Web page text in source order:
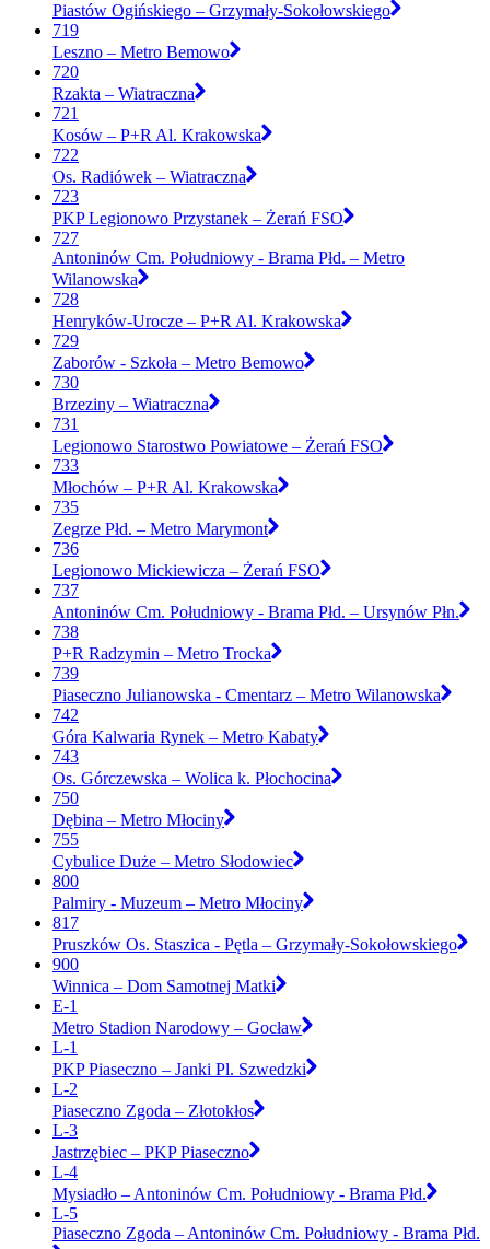
Piastów Ogińskiego – Grzymały-Sokołowskiego
719
Leszno – Metro Bemowo
720
Rzakta – Wiatraczna
721
Kosów – P+R Al. Krakowska
722
Os. Radiówek – Wiatraczna
723
PKP Legionowo Przystanek – Żerań FSO
727
Antoninów Cm. Południowy - Brama Płd. – Metro
Wilanowska
728
Henryków-Urocze – P+R Al. Krakowska
729
Zaborów - Szkoła – Metro Bemowo
730
Brzeziny – Wiatraczna
731
Legionowo Starostwo Powiatowe – Żerań FSO
733
Młochów – P+R Al. Krakowska
735
Zegrze Płd. – Metro Marymont
736
Legionowo Mickiewicza – Żerań FSO
737
Antoninów Cm. Południowy - Brama Płd. – Ursynów Płn.
738
P+R Radzymin – Metro Trocka
739
Piaseczno Julianowska - Cmentarz – Metro Wilanowska
742
Góra Kalwaria Rynek – Metro Kabaty
743
Os. Górczewska – Wolica k. Płochocina
750
Dębina – Metro Młociny
755
Cybulice Duże – Metro Słodowiec
800
Palmiry - Muzeum – Metro Młociny
817
Pruszków Os. Staszica - Pętla – Grzymały-Sokołowskiego
900
Winnica – Dom Samotnej Matki
E-1
Metro Stadion Narodowy – Gocław
L-1
PKP Piaseczno – Janki Pl. Szwedzki
L-2
Piaseczno Zgoda – Złotokłos
L-3
Jastrzębiec – PKP Piaseczno
L-4
Mysiadło – Antoninów Cm. Południowy - Brama Płd.
L-5
Piaseczno Zgoda – Antoninów Cm. Południowy - Brama Płd.